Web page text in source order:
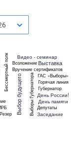
Бессмертный полк Видео - семинар
Возложение
Вручение сертификатов
Выбор будущегоВыборы Губернатора
Выставка
ГАС «Выборы»
Горячая линия
Губернатор
День России!
День памяти
Депутаты
Заседание
Резер